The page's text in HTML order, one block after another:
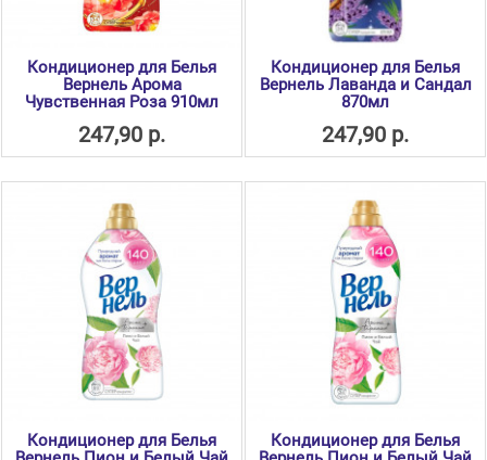
Кондиционер для Белья
Вернель Арома
Чувственная Роза 910мл
247,90 р.
Кондиционер для Белья
Вернель Лаванда и Сандал
870мл
247,90 р.
Кондиционер для Белья
Кондиционер для Белья